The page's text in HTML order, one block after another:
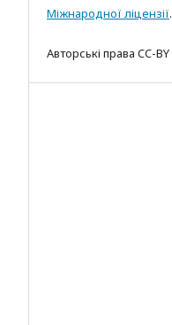
Міжнародної ліцензії.
Авторські права CC-BY